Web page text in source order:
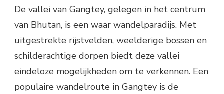
De vallei van Gangtey, gelegen in het centrum
van Bhutan, is een waar wandelparadijs. Met
uitgestrekte rijstvelden, weelderige bossen en
schilderachtige dorpen biedt deze vallei
eindeloze mogelijkheden om te verkennen. Een
populaire wandelroute in Gangtey is de